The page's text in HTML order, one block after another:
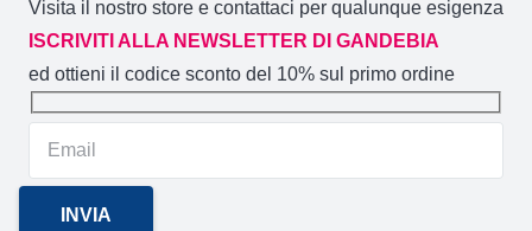
Visita il nostro store e contattaci per qualunque esigenza
ISCRIVITI ALLA NEWSLETTER DI GANDEBIA
ed ottieni il codice sconto del 10% sul primo ordine